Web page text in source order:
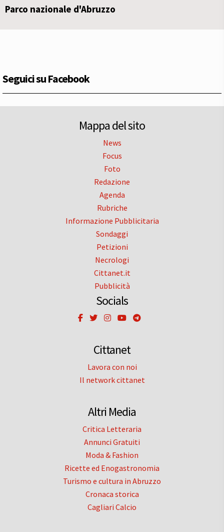
Parco nazionale d'Abruzzo
Seguici su Facebook
Mappa del sito
News
Focus
Foto
Redazione
Agenda
Rubriche
Informazione Pubblicitaria
Sondaggi
Petizioni
Necrologi
Cittanet.it
Pubblicità
Socials
Cittanet
Lavora con noi
Il network cittanet
Altri Media
Critica Letteraria
Annunci Gratuiti
Moda & Fashion
Ricette ed Enogastronomia
Turismo e cultura in Abruzzo
Cronaca storica
Cagliari Calcio